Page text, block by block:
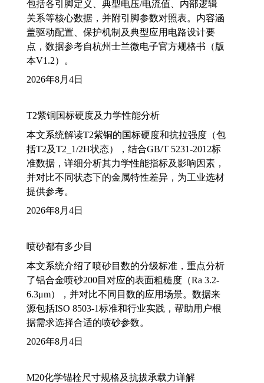
包括各引脚定义、典型电压/电流值、内部逻辑
关系等核心数据，并附引脚参数对照表。内容涵
盖驱动配置、保护机制及典型应用电路设计要
点，数据参考自杭州士兰微电子官方规格书（版
本V1.2）。
2026年8月4日
T2紫铜国标硬度及力学性能分析
本文系统解读T2紫铜的国标硬度和抗拉强度（包
括T2及T2_1/2H状态），结合GB/T 5231-2012标
准数据，详细分析其力学性能指标及影响因素，
并对比不同状态下的金属特性差异，为工业选材
提供参考。
2026年8月4日
喷砂都有多少目
本文系统介绍了喷砂目数的分级标准，重点分析
了铝合金喷砂200目对应的表面粗糙度（Ra 3.2-
6.3μm），并对比不同目数的应用场景。数据来
源包括ISO 8503-1标准和行业实践，帮助用户根
据需求选择合适的喷砂参数。
2026年8月4日
M20化学锚栓尺寸规格及抗拔承载力详解